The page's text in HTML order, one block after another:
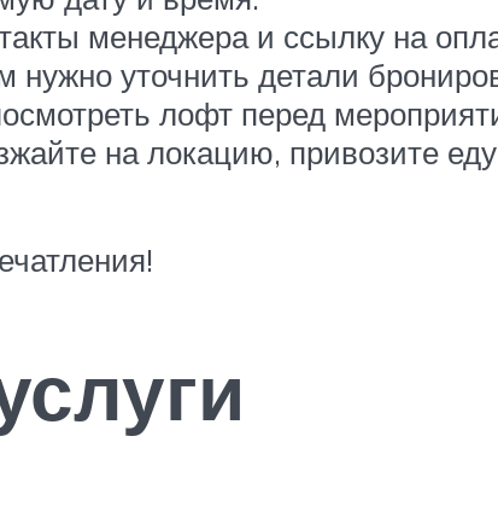
менеджера и ссылку на
уточнить детали
лофт перед
на локацию, привозите еду